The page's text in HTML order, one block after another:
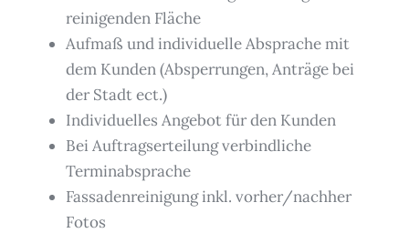
reinigenden Fläche
Aufmaß und individuelle Absprache mit
dem Kunden (Absperrungen, Anträge bei
der Stadt ect.)
Individuelles Angebot für den Kunden
Bei Auftragserteilung verbindliche
Terminabsprache
Fassadenreinigung inkl. vorher/nachher
Fotos